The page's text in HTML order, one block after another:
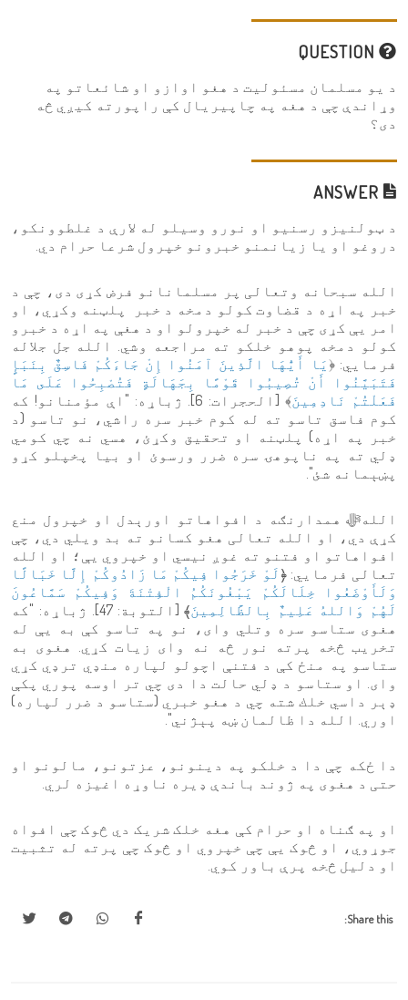
د یو مسلمان مسئولیت د هغو اوازو او شائعاتو په
وړاندې چې د هغه په ​​چاپیریال کې راپورته کیږي څه
دی؟
د ټولنیزو رسنیو او نورو وسیلو له لارې د غلطوونکو،
دروغو او یا زیانمنو خبرونو خپرول شرعا حرام دي.
الله سبحانه وتعالی پر مسلمانانو فرض کړی دی، چې د
خبر په اړه د قضاوت کولو دمخه د خبر پلټنه وکړي، او
امر یې کړی چې د خبر له خپرولو او د هغې په اړه د خبرو
کولو دمخه پوهو خلکو ته مراجعه وشي. الله جل جلاله
فرمايي: ﴿يَا أَيُّهَا الَّذِينَ آمَنُوا إِنْ جَاءَكُمْ فَاسِقٌ بِنَبَإٍ
فَتَبَيَّنُوا أَنْ تُصِيبُوا قَوْمًا بِجَهَالَةٍ فَتُصْبِحُوا عَلَى مَا
فَعَلْتُمْ نَادِمِينَ
﴾ [الحجرات: 6]. ژباړه: "اې مؤمنانو! كه
كوم فاسق تاسو ته له كوم خبر سره راشي، نو تاسو (د
خبر په اړه) پلټنه او تحقیق وکړئ، هسي نه چي کومي
ډلي ته په ناپوهۍ سره ضرر ورسوئ او بيا پخپلو کړو
پښېمانه شئ".
اللهﷻ همدارنګه د افواهاتو اورېدل او خپرول منع
کړې دي، او الله تعالی هغو کسانو ته بد ویلي دي، چې
افواهاتو او فتنو ته غوږ نیسي او خپروي یې؛ او الله
تعالی فرمايي: ﴿ لَوْ خَرَجُوا فِيكُمْ مَا زَادُوكُمْ إِلَّا خَبَالًا
وَلَأَوْضَعُوا خِلَالَكُمْ يَبْغُونَكُمُ الْفِتْنَةَ وَفِيكُمْ سَمَّاعُونَ
لَهُمْ وَاللهُ عَلِيمٌ بِالظَّالِمِينَ
﴾ [التوبة: 47]. ژباړه: "كه
هغوى ستاسو سره وتلي واى، نو په تاسو کې به یې له
تخريب څخه پرته نور څه نه وای زيات کړي. هغوى به
ستاسو په منځ کې د فتنې اچولو لپاره منډي ترډي کړي
واى. او ستاسو د ډلي حالت دا دى چي تر اوسه پوري پکې
ډېر داسي خلك شته چي د هغو خبري (ستاسو د ضرر لپاره)
اوري. الله دا ظالمان ښه پېژني".
دا ځکه چې دا د خلکو په دینونو، عزتونو، مالونو او
حتی د هغوی په ژوند باندې ډیره ناوړه اغیزه لري.
او په ګناه او حرام کې هغه خلک شریک دي څوک چې افواه
جوړوي، او څوک یې چې خپروي او څوک چې پرته له تثبیت
او دلیل څخه پرې باور کوي.
Share this: